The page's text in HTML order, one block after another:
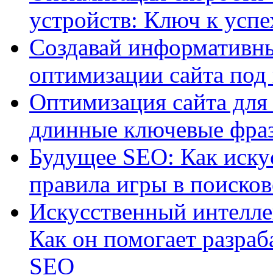
устройств: Ключ к
Создавай
оптимизации сайта
Оптимизация сайта
длинные ключевые
Будущее SEO: Как
правила игры в
Искусственный
Как он помогает
SEO